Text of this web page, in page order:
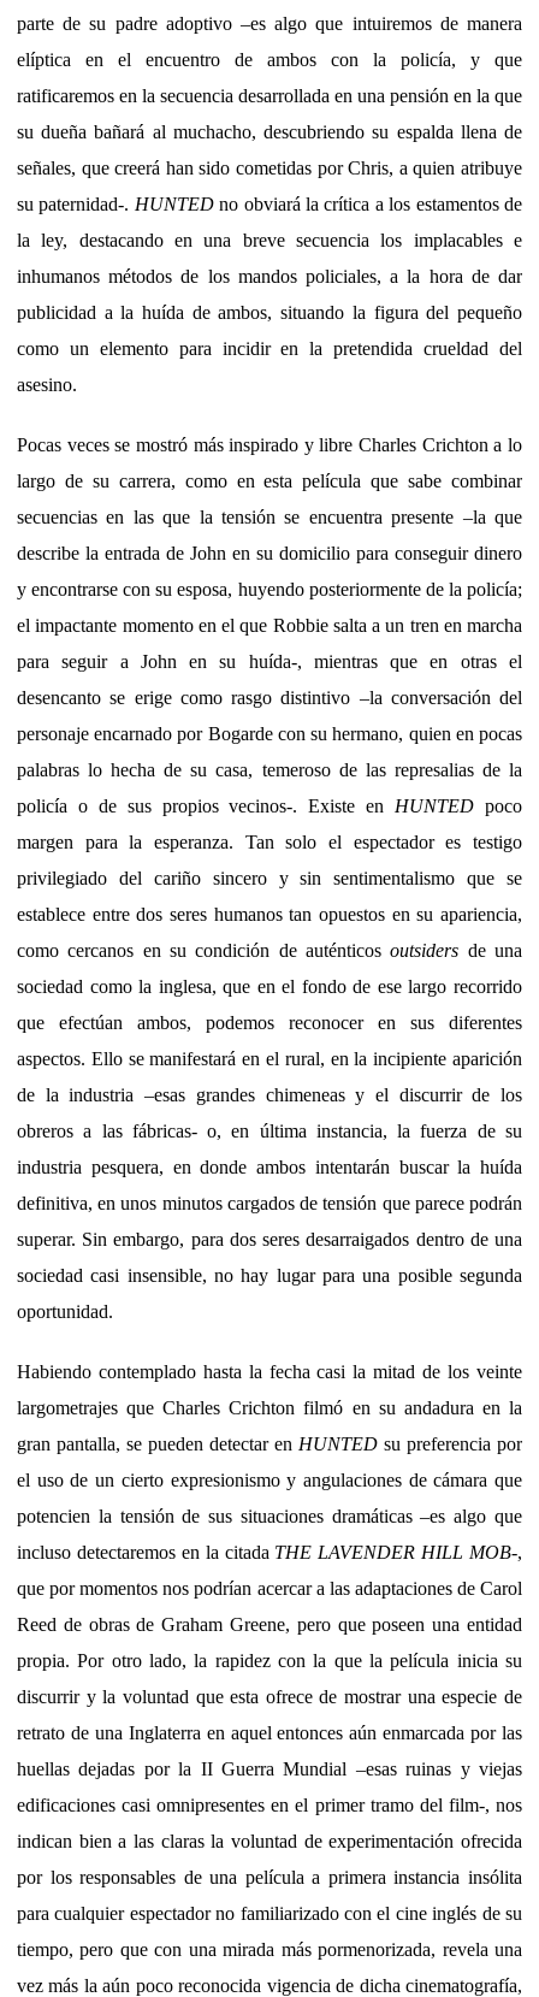
parte de su padre adoptivo –es algo que intuiremos de manera
elíptica en el encuentro de ambos con la policía, y que
ratificaremos en la secuencia desarrollada en una pensión en la que
su dueña bañará al muchacho, descubriendo su espalda llena de
señales, que creerá han sido cometidas por Chris, a quien atribuye
su paternidad-. HUNTEDno obviará la crítica a los estamentos de
la ley, destacando en una breve secuencia los implacables e
inhumanos métodos de los mandos policiales, a la hora de dar
publicidad a la huída de ambos, situando la figura del pequeño
como un elemento para incidir en la pretendida crueldad del
asesino.
Pocas veces se mostró más inspirado y libre Charles Crichton a lo
largo de su carrera, como en esta película que sabe combinar
secuencias en las que la tensión se encuentra presente –la que
describe la entrada de John en su domicilio para conseguir dinero
y encontrarse con su esposa, huyendo posteriormente de la policía;
el impactante momento en el que Robbie salta a un tren en marcha
para seguir a John en su huída-, mientras que en otras el
desencanto se erige como rasgo distintivo –la conversación del
personaje encarnado por Bogarde con su hermano, quien en pocas
palabras lo hecha de su casa, temeroso de las represalias de la
policía o de sus propios vecinos-. Existe en HUNTED poco
margen para la esperanza. Tan solo el espectador es testigo
privilegiado del cariño sincero y sin sentimentalismo que se
establece entre dos seres humanos tan opuestos en su apariencia,
como cercanos en su condición de auténticosoutsiders de una
sociedad como la inglesa, que en el fondo de ese largo recorrido
que efectúan ambos, podemos reconocer en sus diferentes
aspectos. Ello se manifestará en el rural, en la incipiente aparición
de la industria –esas grandes chimeneas y el discurrir de los
obreros a las fábricas- o, en última instancia, la fuerza de su
industria pesquera, en donde ambos intentarán buscar la huída
definitiva, en unos minutos cargados de tensión que parece podrán
superar. Sin embargo, para dos seres desarraigados dentro de una
sociedad casi insensible, no hay lugar para una posible segunda
oportunidad.
Habiendo contemplado hasta la fecha casi la mitad de los veinte
largometrajes que Charles Crichton filmó en su andadura en la
gran pantalla, se pueden detectar en HUNTED su preferencia por
el uso de un cierto expresionismo y angulaciones de cámara que
potencien la tensión de sus situaciones dramáticas –es algo que
incluso detectaremos en la citada THE LAVENDER HILL MOB-,
que por momentos nos podrían acercar a las adaptaciones de Carol
Reed de obras de Graham Greene, pero que poseen una entidad
propia. Por otro lado, la rapidez con la que la película inicia su
discurrir y la voluntad que esta ofrece de mostrar una especie de
retrato de una Inglaterra en aquel entonces aún enmarcada por las
huellas dejadas por la II Guerra Mundial –esas ruinas y viejas
edificaciones casi omnipresentes en el primer tramo del film-, nos
indican bien a las claras la voluntad de experimentación ofrecida
por los responsables de una película a primera instancia insólita
para cualquier espectador no familiarizado con el cine inglés de su
tiempo, pero que con una mirada más pormenorizada, revela una
vez más la aún poco reconocida vigencia de dicha cinematografía,